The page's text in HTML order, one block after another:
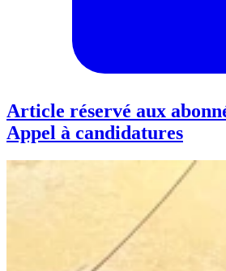
Article réservé aux
Appel à candidatures